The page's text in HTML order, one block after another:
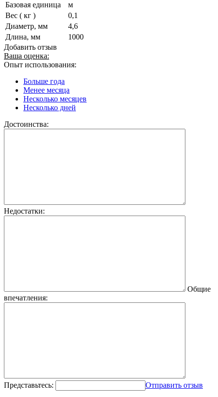
Базовая единица
м
Вес ( кг )
0,1
Диаметр, мм
4,6
Длина, мм
1000
Добавить отзыв
Ваша оценка:
Опыт использования:
Больше года
Менее месяца
Несколько месяцев
Несколько дней
Достоинства:
Недостатки:
Общие
впечатления:
Представьтесь: Отправить отзыв